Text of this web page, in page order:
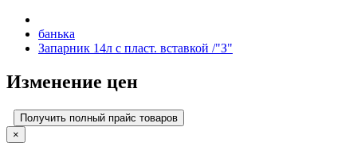
банька
Запарник 14л с пласт. вставкой /"З"
Изменение цен
Получить полный прайс товаров
×